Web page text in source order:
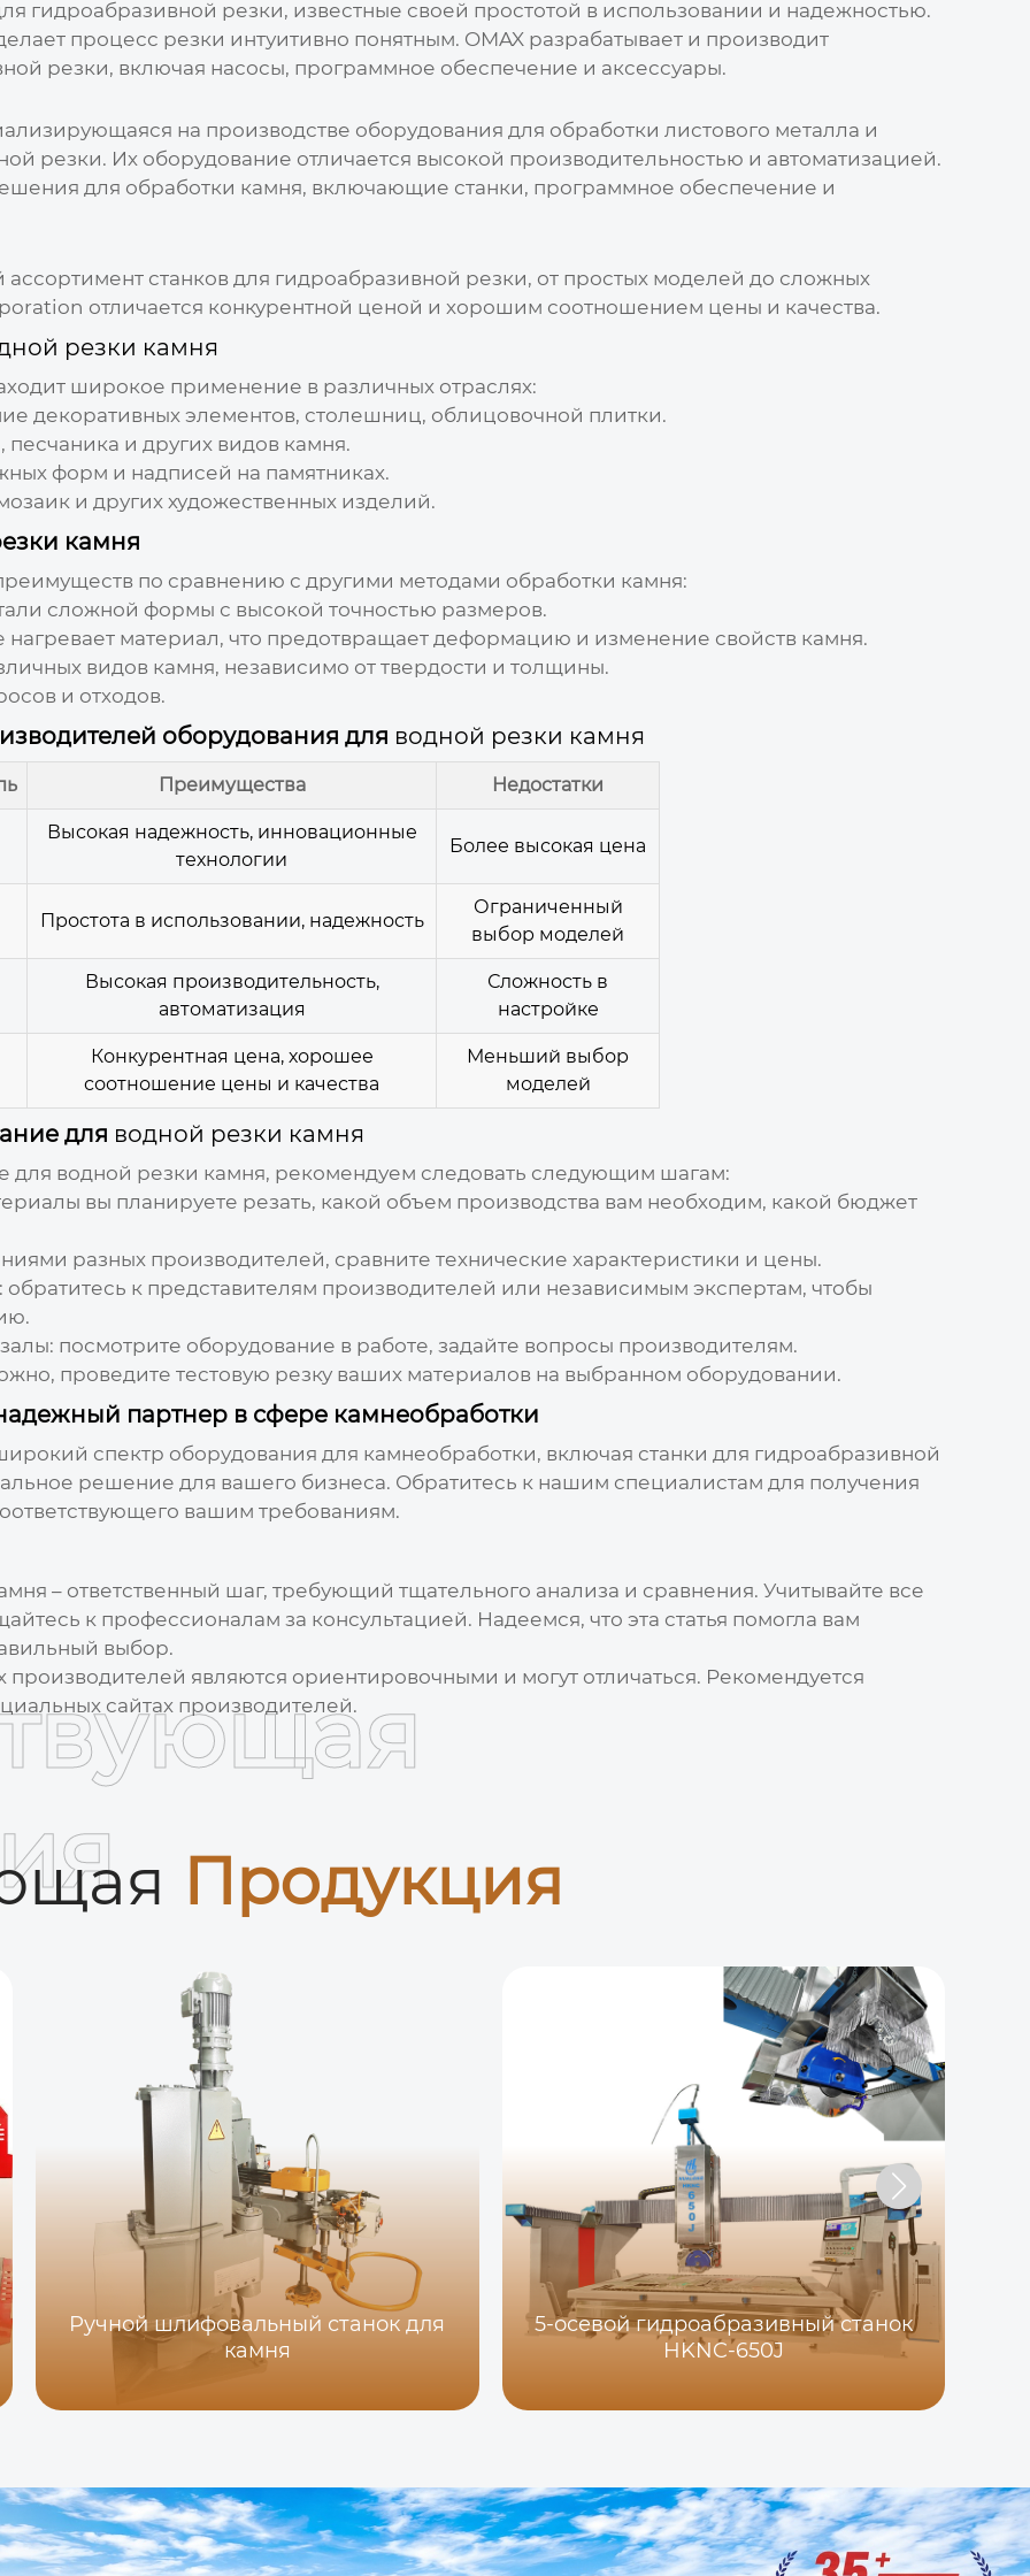
гидроабразивной резки, известные своей простотой в использовании и надежностью.
процесс резки интуитивно понятным. OMAX разрабатывает и производит
резки, включая насосы, программное обеспечение и аксессуары.
на производстве оборудования для обработки листового металла и
резки. Их оборудование отличается высокой производительностью и автоматизацией.
для обработки камня, включающие станки, программное обеспечение и
станков для гидроабразивной резки, от простых моделей до сложных
отличается конкурентной ценой и хорошим соотношением цены и качества.
резки камня
широкое применение в различных отраслях:
декоративных элементов, столешниц, облицовочной плитки.
и других видов камня.
форм и надписей на памятниках.
и других художественных изделий.
камня
по сравнению с другими методами обработки камня:
сложной формы с высокой точностью размеров.
нагревает материал, что предотвращает деформацию и изменение свойств камня.
видов камня, независимо от твердости и толщины.
и отходов.
оборудования для водной резки камня
Преимущества Недостатки
Высокая надежность, инновационные
технологии
Более высокая цена
Простота в использовании, надежность
Ограниченный
выбор моделей
Высокая производительность,
автоматизация
Сложность в
настройке
Конкурентная цена, хорошее
соотношение цены и качества
Меньший выбор
моделей
для водной резки камня
для водной резки камня, рекомендуем следовать следующим шагам:
вы планируете резать, какой объем производства вам необходим, какой бюджет
разных производителей, сравните технические характеристики и цены.
к представителям производителей или независимым экспертам, чтобы
посмотрите оборудование в работе, задайте вопросы производителям.
проведите тестовую резку ваших материалов на выбранном оборудовании.
партнер в сфере камнеобработки
спектр оборудования для камнеобработки, включая станки для гидроабразивной
решение для вашего бизнеса. Обратитесь к нашим специалистам для получения
вашим требованиям.
– ответственный шаг, требующий тщательного анализа и сравнения. Учитывайте все
к профессионалам за консультацией. Надеемся, что эта статья помогла вам
выбор.
являются ориентировочными и могут отличаться. Рекомендуется
сайтах производителей.
Продукция
Ручной шлифовальный станок для
камня
5-осевой гидроабразивный станок
HKNC-650J